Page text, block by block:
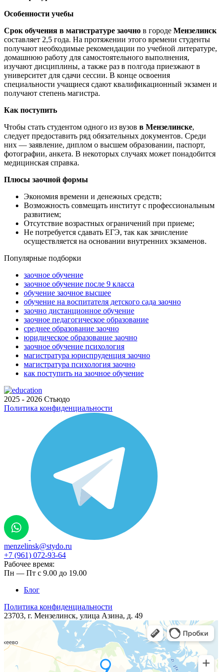
Особенности учебы
Срок обучения в магистратуре заочно в городе Мензелинск
составляет 2,5 года. На протяжении этого времени студенты
получают необходимые рекомендации по учебной литературе,
домашнюю работу для самостоятельного выполнения,
изучают дисциплины, а также раз в полгода приезжают в
университет для сдачи сессии. В конце освоения
специальности учащиеся сдают квалификационный экзамен и
получают степень магистра.
Как поступить
Чтобы стать студентом одного из вузов в Мензелинске,
следует предоставить ряд обязательных документов. Среди
них — заявление, диплом о высшем образовании, паспорт,
фотографии, анкета. В некоторых случаях может понадобится
медицинская справка.
Плюсы заочной формы
Экономия времени и денежных средств;
Возможность совмещать институт с профессиональным
развитием;
Отсутствие возрастных ограничений при приеме;
Не потребуется сдавать ЕГЭ, так как зачисление
осуществляется на основании внутренних экзаменов.
Популярные подборки
заочное обучение
заочное обучение после 9 класса
обучение заочное высшее
обучение на воспитателя детского сада заочно
заочно дистанционное обучение
заочное педагогическое образование
среднее образование заочно
юридическое образование заочно
заочное обучение психология
магистратура юриспруденция заочно
магистратура психология заочно
как поступить на заочное обучение
2025 - 2026 Стьюдо
Политика конфиденциальности
menzelinsk@stydo.ru
+7 (961) 072-93-64
Рабочее время:
Пн — Пт с 9.00 до 19.00
Блог
Политика конфиденциальности
23703, г. Мензелинск, ​​улица Азина, д. 49